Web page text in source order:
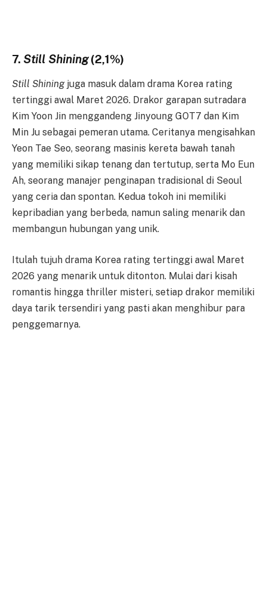
7. Still Shining(2,1%)
Still Shiningjuga masuk dalam drama Korea rating
tertinggi awal Maret 2026. Drakor garapan sutradara
Kim Yoon Jin menggandeng Jinyoung GOT7 dan Kim
Min Ju sebagai pemeran utama. Ceritanya mengisahkan
Yeon Tae Seo, seorang masinis kereta bawah tanah
yang memiliki sikap tenang dan tertutup, serta Mo Eun
Ah, seorang manajer penginapan tradisional di Seoul
yang ceria dan spontan. Kedua tokoh ini memiliki
kepribadian yang berbeda, namun saling menarik dan
membangun hubungan yang unik.
Itulah tujuh drama Korea rating tertinggi awal Maret
2026 yang menarik untuk ditonton. Mulai dari kisah
romantis hingga thriller misteri, setiap drakor memiliki
daya tarik tersendiri yang pasti akan menghibur para
penggemarnya.